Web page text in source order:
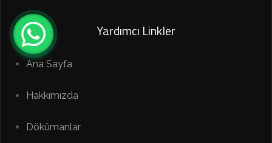
Yardımcı Linkler
Ana Sayfa
Hakkımızda
Dökümanlar